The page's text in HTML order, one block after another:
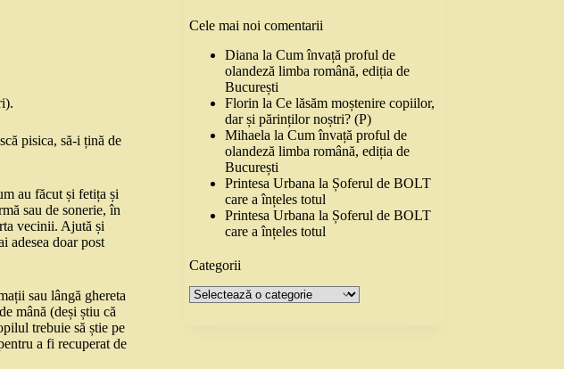
pisica, să-i țină de
au făcut și fetița și
sau de sonerie, în
vecinii. Ajută și
adesea doar post
sau lângă ghereta
mână (deși știu că
trebuie să știe pe
a fi recuperat de
Cele mai noi comentarii
Diana laCum învață proful de
olandeză limba română, ediția de
București
Florin laCe lăsăm moștenire copiilor,
dar și părinților noștri? (P)
Mihaela laCum învață proful de
olandeză limba română, ediția de
București
Printesa Urbana la Șoferul de BOLT
care a înțeles totul
Printesa Urbana la Șoferul de BOLT
care a înțeles totul
Categorii
Categorii